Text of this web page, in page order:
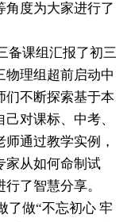
角度为大家进行了
备课组汇报了初三
物理组超前启动中
们不断探索基于本
对课标、中考、
师通过教学实例 ，
家从如何命制试
了智慧分享。
了做“不忘初心 牢